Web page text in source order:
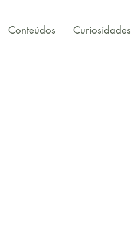
Conteúdos Curiosidades